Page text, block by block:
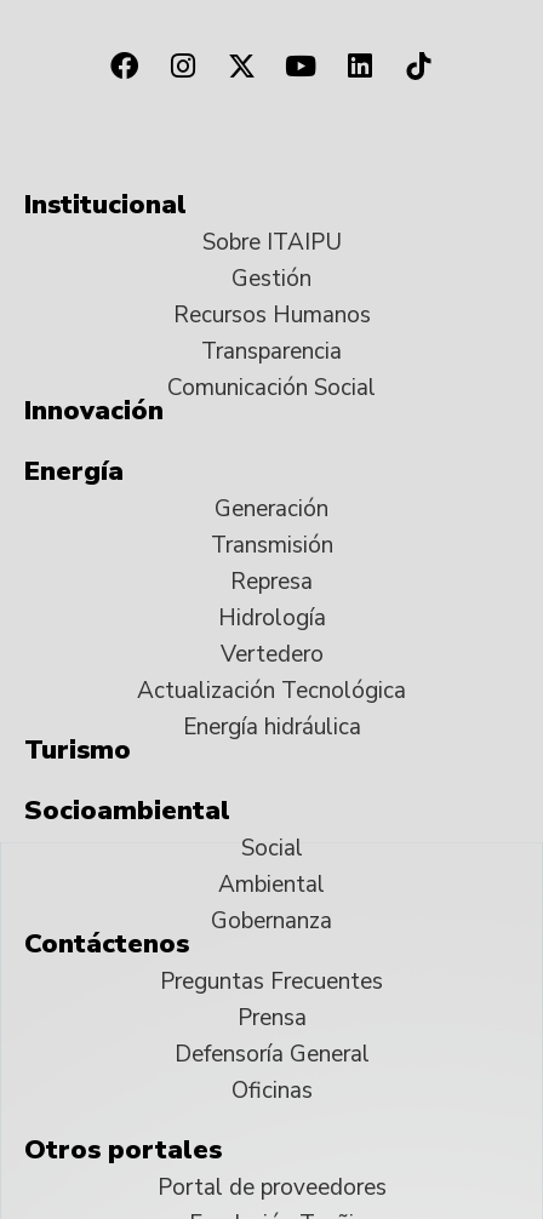
Institucional
Sobre ITAIPU
Gestión
Recursos Humanos
Transparencia
Comunicación Social
Innovación
Energía
Generación
Transmisión
Represa
Hidrología
Vertedero
Actualización Tecnológica
Energía hidráulica
Turismo
Socioambiental
Social
Ambiental
Gobernanza
Contáctenos
Preguntas Frecuentes
Prensa
Defensoría General
Oficinas
Otros portales
Portal de proveedores